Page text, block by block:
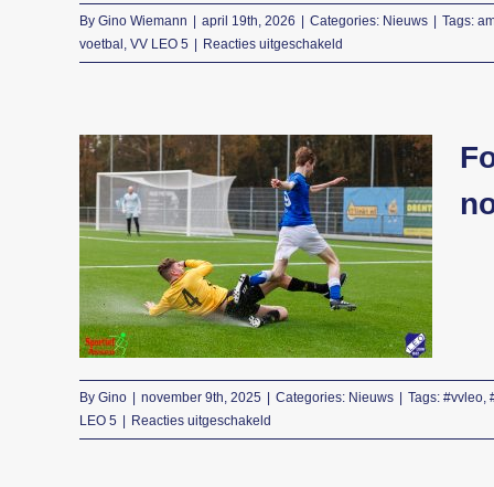
By Gino Wiemann | april 19th, 2026 | Categories: Nieuws | Tags:
voetbal VV LEO 5 | Reacties uitgeschakeldvoor
Voetbalverslag
voetbalwedstrijd
VV
LEO
5
–
SVDB
1
op
19
april
Fotoverslag
voetbalwedstrijd VV
LEO 5 vs Beilen 4 op 9
november 2025
Nieuws
By Gino | november 9th, 2025 | Categories: Nieuws | Tags: #vvleo,
LEO 5 | Reacties uitgeschakeldvoor
Fotoverslag